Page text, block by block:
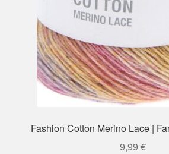
Fashion Cotton Merino Lace |
9,99 €